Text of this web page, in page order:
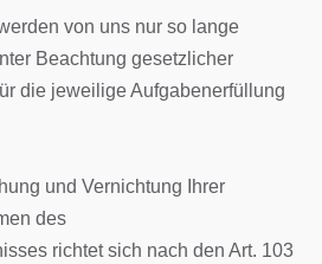
von uns nur so lange
Beachtung gesetzlicher
die jeweilige Aufgabenerfüllung
und Vernichtung Ihrer
des
richtet sich nach den Art. 103